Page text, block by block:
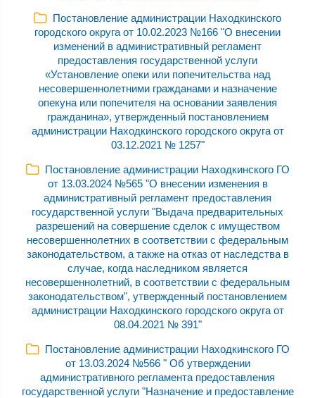
Постановление администрации Находкинского
городского округа от 10.02.2023 №166 "О внесении
изменений в административный регламент
предоставления государственной услуги
«Установление опеки или попечительства над
несовершеннолетними гражданами и назначение
опекуна или попечителя на основании заявления
гражданина», утвержденный постановлением
администрации Находкинского городского округа от
03.12.2021 № 1257"
Постановление администрации Находкинского ГО
от 13.03.2024 №565 "О внесении изменения в
административный регламент предоставления
государственной услуги "Выдача предварительных
разрешений на совершение сделок с имуществом
несовершеннолетних в соответствии с федеральным
законодательством, а также на отказ от наследства в
случае, когда наследником является
несовершеннолетний, в соответствии с федеральным
законодательством", утвержденный постановлением
администрации Находкинского городского округа от
08.04.2021 № 391"
Постановление администрации Находкинского ГО
от 13.03.2024 №566 " Об утверждении
административного регламента предоставления
государственной услуги "Назначение и предоставление